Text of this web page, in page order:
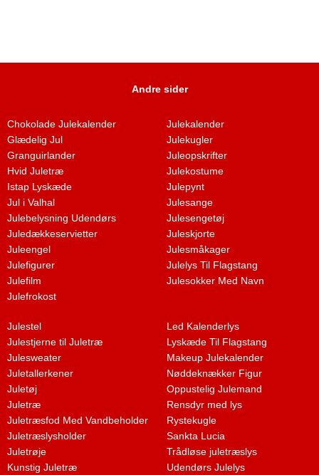
Andre sider
Chokolade Julekalender
Glædelig Jul
Granguirlander
Hvid Juletræ
Istap Lyskæde
Jul i Valhal
Julebelysning Udendørs
Juledækkeservietter
Juleengel
Julefigurer
Julefilm
Julefrokost
Julekalender
Julekugler
Juleopskrifter
Julekostume
Julepynt
Julesange
Julesengetøj
Juleskjorte
Julesmåkager
Julelys Til Flagstang
Julesokker Med Navn
Julestel
Julestjerne til Juletræ
Julesweater
Juletallerkener
Juletøj
Juletræ
Juletræsfod Med Vandbeholder
Juletræslysholder
Juletrøje
Kunstig Juletræ
Led Kalenderlys
Lyskæde Til Flagstang
Makeup Julekalender
Nøddeknækker Figur
Oppustelig Julemand
Rensdyr med lys
Rystekugle
Sankta Lucia
Trådløse juletræslys
Udendørs Julelys